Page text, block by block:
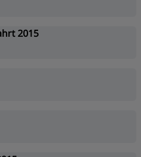
2015